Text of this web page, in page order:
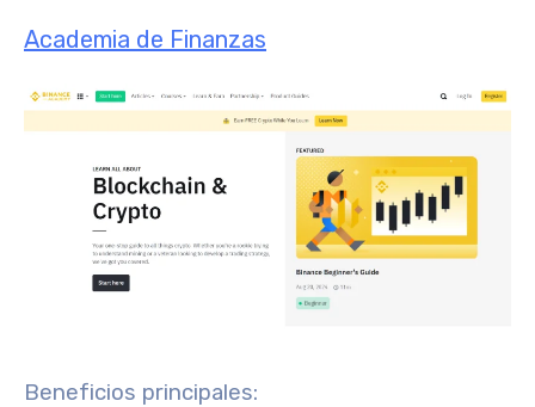
Academia de Finanzas
Beneficios principales: